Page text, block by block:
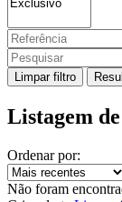
Limpar filtro
Listagem
Ordenar por:
Não foram